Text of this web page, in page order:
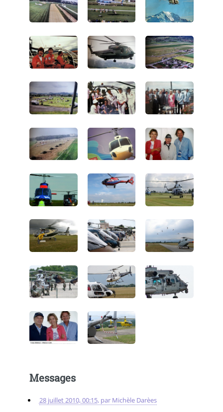
Messages
28 juillet 2010, 00:15, par Michèle Darèes